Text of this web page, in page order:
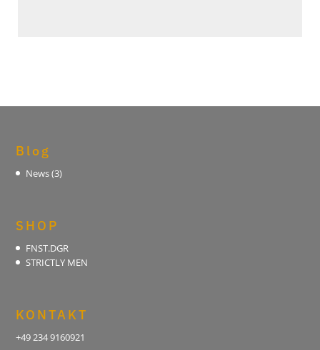
Blog
News(3)
SHOP
FNST.DGR
STRICTLY MEN
KONTAKT
+49 234 9160921